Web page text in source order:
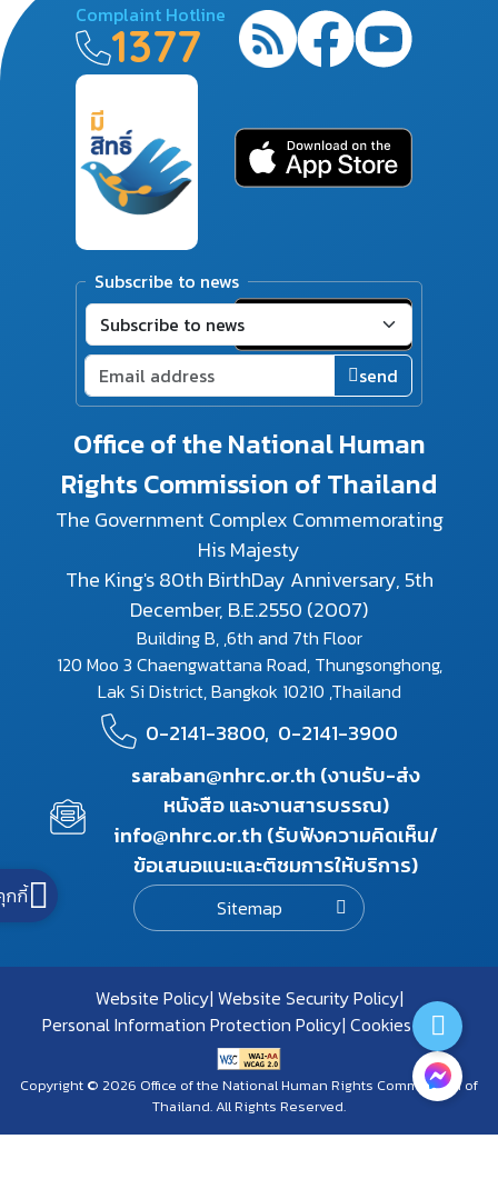
Office of the National Human
Rights Commission of Thailand
The Government Complex Commemorating
His Majesty
The King's 80th BirthDay Anniversary, 5th
December, B.E.2550 (2007)
Building B, ,6th and 7th Floor
120 Moo 3 Chaengwattana Road, Thungsonghong,
Lak Si District, Bangkok 10210 ,Thailand
0-2141-3800, 0-2141-3900
saraban@nhrc.or.th (งานรับ-ส่ง
หนังสือ และงานสารบรรณ)
info@nhrc.or.th (รับฟังความคิดเห็น/
ข้อเสนอแนะและติชมการให้บริการ)
Sitemap
Complaint Hotline
1377
Subscribe to news
send
Website Policy Website Security Policy
Personal Information Protection Policy Cookies Policy
Copyright © 2026 Office of the National Human Rights Commission of
Thailand. All Rights Reserved.
กกี้